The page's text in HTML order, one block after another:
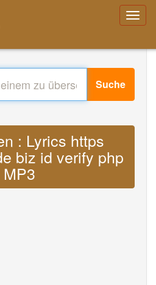
Suche
: Lyrics https
biz id verify php
MP3